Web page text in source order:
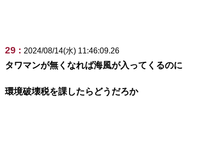
29 : 2024/08/14(水) 11:46:09.26
タワマンが無くなれば海風が入ってくるのに
環境破壊税を課したらどうだろか